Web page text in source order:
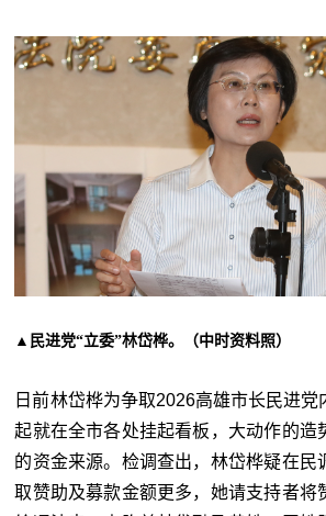
▲民进党“立委”林岱桦。（中时资料照）
日前林岱桦为争取2026高雄市长民进
起就在全市各处挂起看板，大动作的造
的资金来源。检调查出，林岱桦疑在民
取赞助及募款金额更多，她请支持者将